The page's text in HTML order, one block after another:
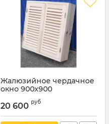
Жалюзийное чердачное
окно 900х900
20 600 руб